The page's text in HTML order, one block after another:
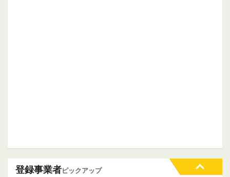
登録事業者ピックアップ